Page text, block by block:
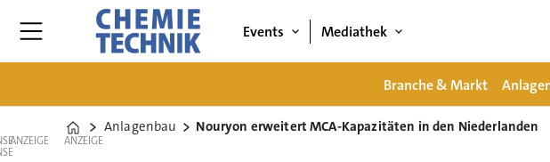
Events Mediathek
Branche & Markt
Home
Anlagenbau Nouryon erweitert MCA-Kapazitäten in den Niederlanden
ANZEIGE ANZEIGE